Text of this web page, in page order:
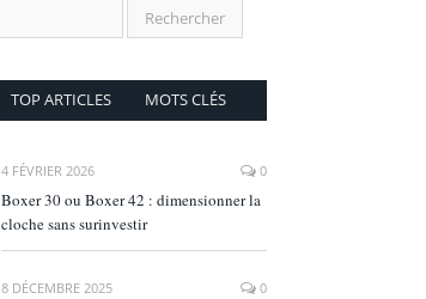
TOP ARTICLES MOTS CLÉS
4 FÉVRIER 2026 0
Boxer 30 ou Boxer 42 : dimensionner la
cloche sans surinvestir
8 DÉCEMBRE 2025 0